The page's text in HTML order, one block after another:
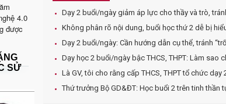
4.0
được
SỬ
Dạy 2 buổi/ngày giảm áp lực cho thầy và trò,
Không phân rõ nội dung, buổi học thứ 2 dễ bị
Dạy 2 buổi/ngày: Cần hướng dẫn cụ thể, tránh
Dạy học 2 buổi/ngày bậc THCS, THPT: Làm sao
Là GV, tôi cho rằng cấp THCS, THPT tổ chức
Thứ trưởng Bộ GD&ĐT: Học buổi 2 trên tinh thần